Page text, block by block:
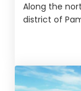
Along the
district of
of Trou aux
exciting
wonderful
quaint fishing
turned into